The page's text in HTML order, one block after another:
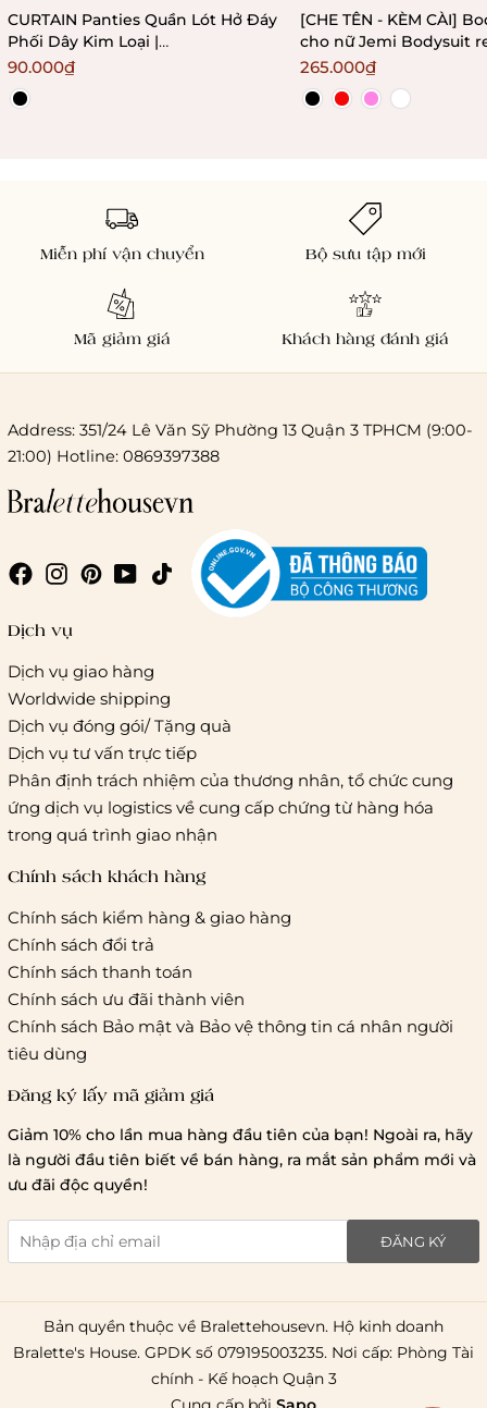
Chi phí giao hàng
Giao hàng trong ngày (hoả tốc)
Giao hàng tiêu chuẩn:
Hồ Chí Minh:
Áp dụng theo bảng giá cước của ĐVVC
Vietelpost/ Giaohangtietkiem và 1 số đối tác vận chuyển
Hà Nội và các tỉnh thành khác:
Áp dụng theo bảng giá
cước của ĐVVC Vietelpost/ Giaohangtietkiem... và 1 số đối
tác vận chuyển khác
Thời gian giao hàng
Hồ Chí Minh:
Hà Nội và các tỉnh thành khá
Lưu ý chung về chính sách vận chuyển
1 triệu đồng
giao hàng trong ngày
giao hàng tiêu chuẩn
miễn phí ship
toàn quốc.
CURTAIN Panties Quần Lót Hở Đáy
Phối Dây Kim Loại |
Bralettehousevn
90.000₫
[CHE TÊN - KÈM CÀI]
cho nữ Jemi Bodysuit
không gọng không
Bralettehousevn
265.000₫
Miễn phí vận chuyển Bộ sưu tập mới
Mã giảm giá Khách hàng đánh giá
Address: 351/24 Lê Văn Sỹ Phường 13 Quận 3 TPHCM (9:00-
21:00) Hotline: 0869397388
Dịch vụ
Dịch vụ giao hàng
Worldwide shipping
Dịch vụ đóng gói/ Tặng quà
Dịch vụ tư vấn trực tiếp
Phân định trách nhiệm của thương nhân, tổ chức cung
ứng dịch vụ logistics về cung cấp chứng từ hàng hóa
trong quá trình giao nhận
Chính sách khách hàng
Chính sách kiểm hàng & giao hàng
Chính sách đổi trả
Chính sách thanh toán
Chính sách ưu đãi thành viên
Chính sách Bảo mật và Bảo vệ thông tin cá nhân người
tiêu dùng
Đăng ký lấy mã giảm giá
Giảm 10% cho lần mua hàng đầu tiên của bạn! Ngoài ra, hãy
là người đầu tiên biết về bán hàng, ra mắt sản phẩm mới và
ưu đãi độc quyền!
ĐĂNG KÝ
Bản quyền thuộc về Bralettehousevn. Hộ kinh doanh
Bralette's House. GPDK số 079195003235. Nơi cấp: Phòng Tài
chính - Kế hoạch Quận 3